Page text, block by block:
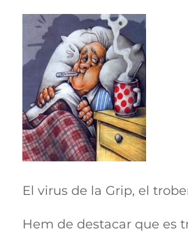
El virus de la Grip, el
Hem de destacar que es